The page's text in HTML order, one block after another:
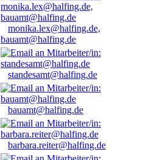
monika.lex@halfing.de,
bauamt@halfing.de
standesamt@halfing.de
bauamt@halfing.de
barbara.reiter@halfing.de